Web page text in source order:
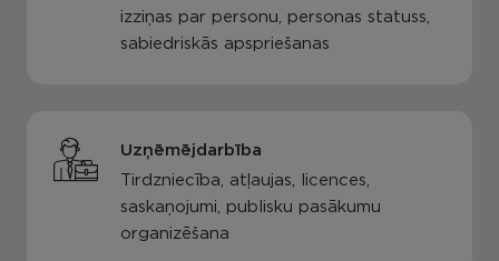
izziņas par personu, personas statuss,
sabiedriskās apspriešanas
Uzņēmējdarbība
Tirdzniecība, atļaujas, licences,
saskaņojumi, publisku pasākumu
organizēšana